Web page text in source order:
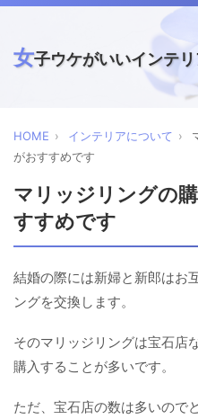
女子ウケがいいインテ
HOME インテリアについて
がおすすめです
マリッジリングの
すすめです
結婚の際には新婦と新郎はお
ングを交換します。
そのマリッジリングは宝石店
購入することが多いです。
ただ、宝石店の数は多いので